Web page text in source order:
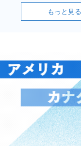
もっと見る